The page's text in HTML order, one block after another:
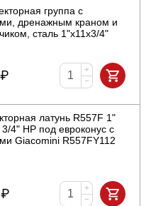
группа с
дренажным краном и
сталь 1"х11х3/4"
₽
+
−
латунь R557F 1"
4" НР под евроконус с
Giacomini R557FY112
₽
+
−